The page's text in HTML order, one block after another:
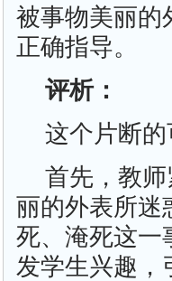
被事物美丽的
正确指导。
评析：
这个片断的
首先，教
丽的外表所迷
死、淹死这一
发学生兴趣，